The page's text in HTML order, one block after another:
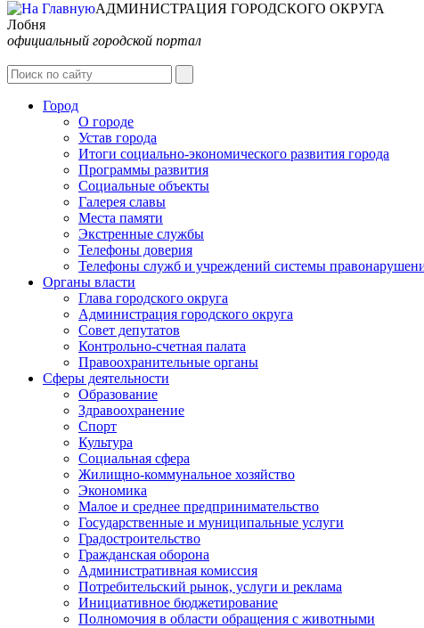
АДМИНИСТРАЦИЯ ГОРОДСКОГО ОКРУГА
Лобня
официальный городской портал
Город
О городе
Устав города
Итоги социально-экономического развития города
Программы развития
Социальные объекты
Галерея славы
Места памяти
Экстренные службы
Телефоны доверия
Телефоны служб и учреждений системы
Органы власти
Глава городского округа
Администрация городcкого округа
Совет депутатов
Контрольно-счетная палата
Правоохранительные органы
Сферы деятельности
Образование
Здравоохранение
Спорт
Культура
Социальная сфера
Жилищно-коммунальное хозяйство
Экономика
Малое и среднее предпринимательство
Государственные и муниципальные услуги
Градостроительство
Гражданская оборона
Административная комиссия
Потребительский рынок, услуги и реклама
Инициативное бюджетирование
Полномочия в области обращения с животными